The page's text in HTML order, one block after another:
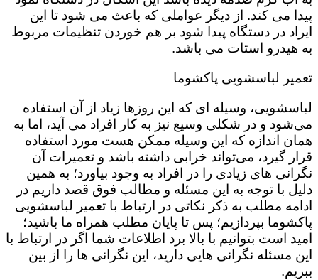
پیدا می کند. از دیگر عواملی که باعث می شود تا این
ایراد در دستگاه پیدا شود بر هم خوردن تنظیمات مربوط
به هیدرو استات می باشد.
تعمیر لباسشویی پاکشوما
لباسشویی، وسیله ای که این روزها زیاد از آن استفاده
می‌شود و در شکلی وسیع نیز به کار افراد می آید، اما به
همان اندازه که این وسیله ممکن هست مورد استفاده
قرار گیرد، می‌تواند خرابی داشته باشد و تعمیرات آن
نگرانی های زیادی را در افراد به وجود بیاورد؛ به همین
دلیل با توجه به این مسئله و مطالب فوق قصد داریم در
ادامه مطلب به ذکر نکاتی در ارتباط با تعمیر لباسشویی
پاکشوما بپردازیم؛ پس تا پایان مطلب همراه ما باشید؛
امید است بتوانیم با بالا برد اطلاعات شما اگر در ارتباط با
این مسئله نگرانی هایی دارید، این نگرانی ها را از بین
ببریم.